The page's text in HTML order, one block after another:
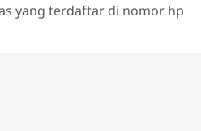
yang terdaftar di nomor hp